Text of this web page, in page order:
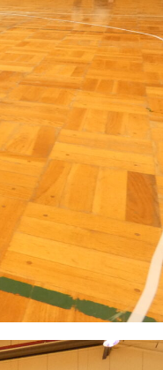
園児募集要項
美⽊多チコス
美⽊多チコスについて
美⽊多チコスブログ